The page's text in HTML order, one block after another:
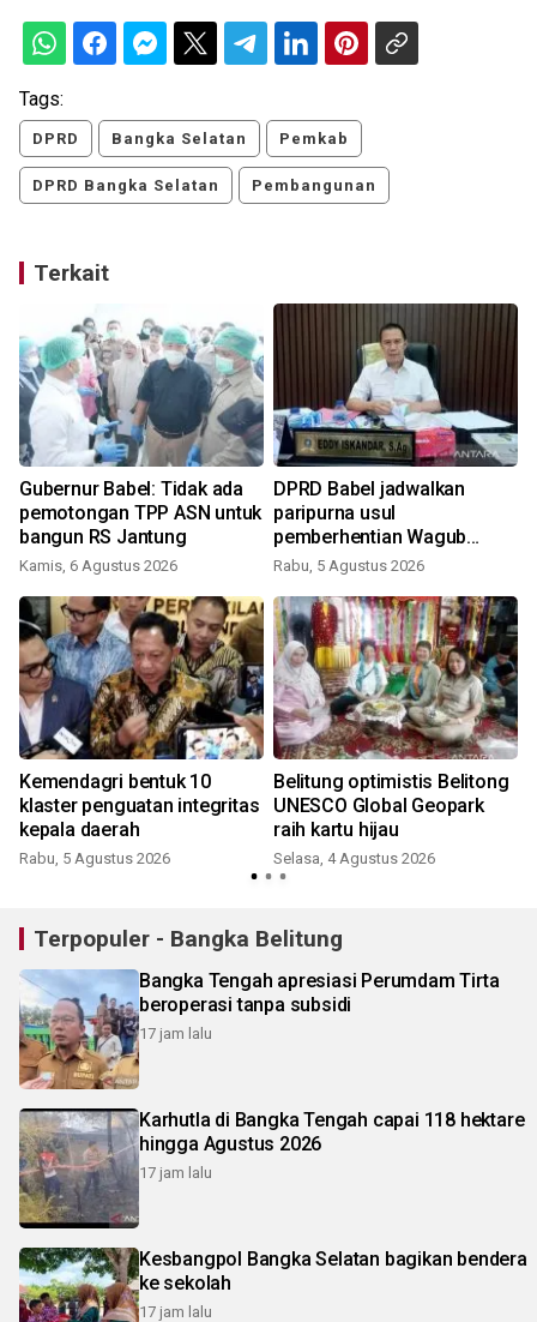
Tags:
DPRD Bangka Selatan Pemkab
DPRD Bangka Selatan Pembangunan
Terkait
Gubernur Babel: Tidak ada
pemotongan TPP ASN untuk
bangun RS Jantung
Kamis, 6 Agustus 2026
DPRD Babel jadwalkan
paripurna usul
pemberhentian Wagub
Hellyana
Rabu, 5 Agustus 2026
Kemendagri bentuk 10
klaster penguatan integritas
kepala daerah
Rabu, 5 Agustus 2026
Belitung optimistis Belitong
UNESCO Global Geopark
raih kartu hijau
Selasa, 4 Agustus 2026
Terpopuler - Bangka Belitung
Bangka Tengah apresiasi Perumdam Tirta
beroperasi tanpa subsidi
17 jam lalu
Karhutla di Bangka Tengah capai 118 hektare
hingga Agustus 2026
17 jam lalu
Kesbangpol Bangka Selatan bagikan bendera
ke sekolah
17 jam lalu